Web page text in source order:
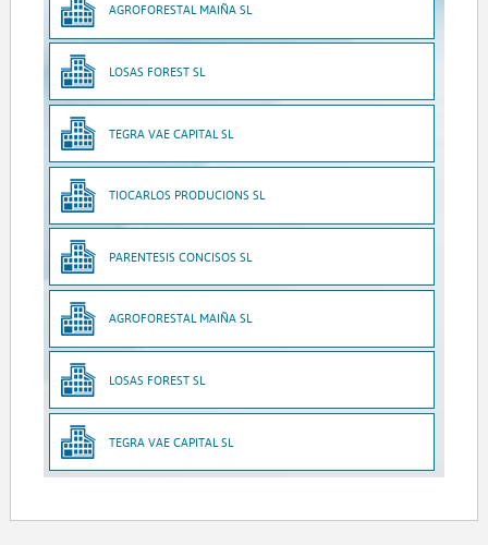
AGROFORESTAL MAIÑA SL
LOSAS FOREST SL
TEGRA VAE CAPITAL SL
TIOCARLOS PRODUCIONS SL
PARENTESIS CONCISOS SL
AGROFORESTAL MAIÑA SL
LOSAS FOREST SL
TEGRA VAE CAPITAL SL